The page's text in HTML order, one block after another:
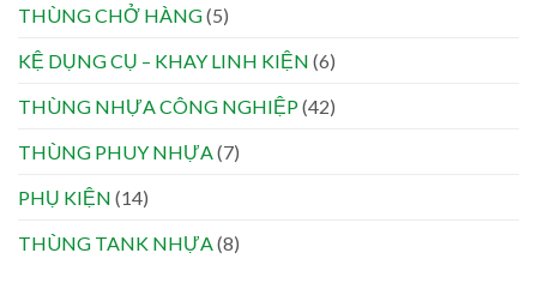
THÙNG CHỞ HÀNG(5)
KỆ DỤNG CỤ – KHAY LINH KIỆN (6)
THÙNG NHỰA CÔNG NGHIỆP(42)
THÙNG PHUY NHỰA (7)
PHỤ KIỆN (14)
THÙNG TANK NHỰA (8)